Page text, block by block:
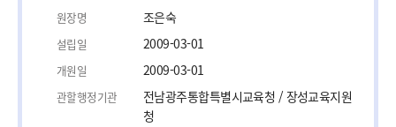
원장명 조은숙
설립일 2009-03-01
개원일 2009-03-01
관할행정기관
전남광주통합특별시교육청 / 장성교육지원
청